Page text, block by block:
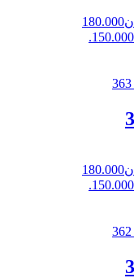
قیمت اصلی: تومان180.000
قیمت اصلی: تومان180.000